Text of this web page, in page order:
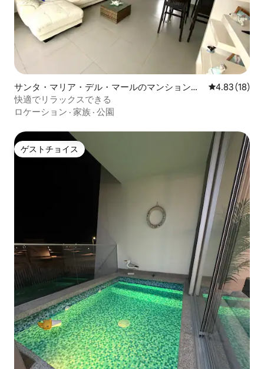
サンタ・マリア・デル・マールのマンション・
アパート
レビュー18
4.83 (18)
快適でリラックスできる
ロケーション · 家族 · 公園
ゲストチョイス
ゲストチョイス